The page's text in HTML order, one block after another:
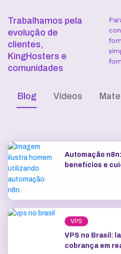
Trabalhamos pela
evolução de
clientes,
KingHosters e
comunidades
Blog Vídeos
Automação
benefícios e
VPS
VPS no Brasil:
cobrança em